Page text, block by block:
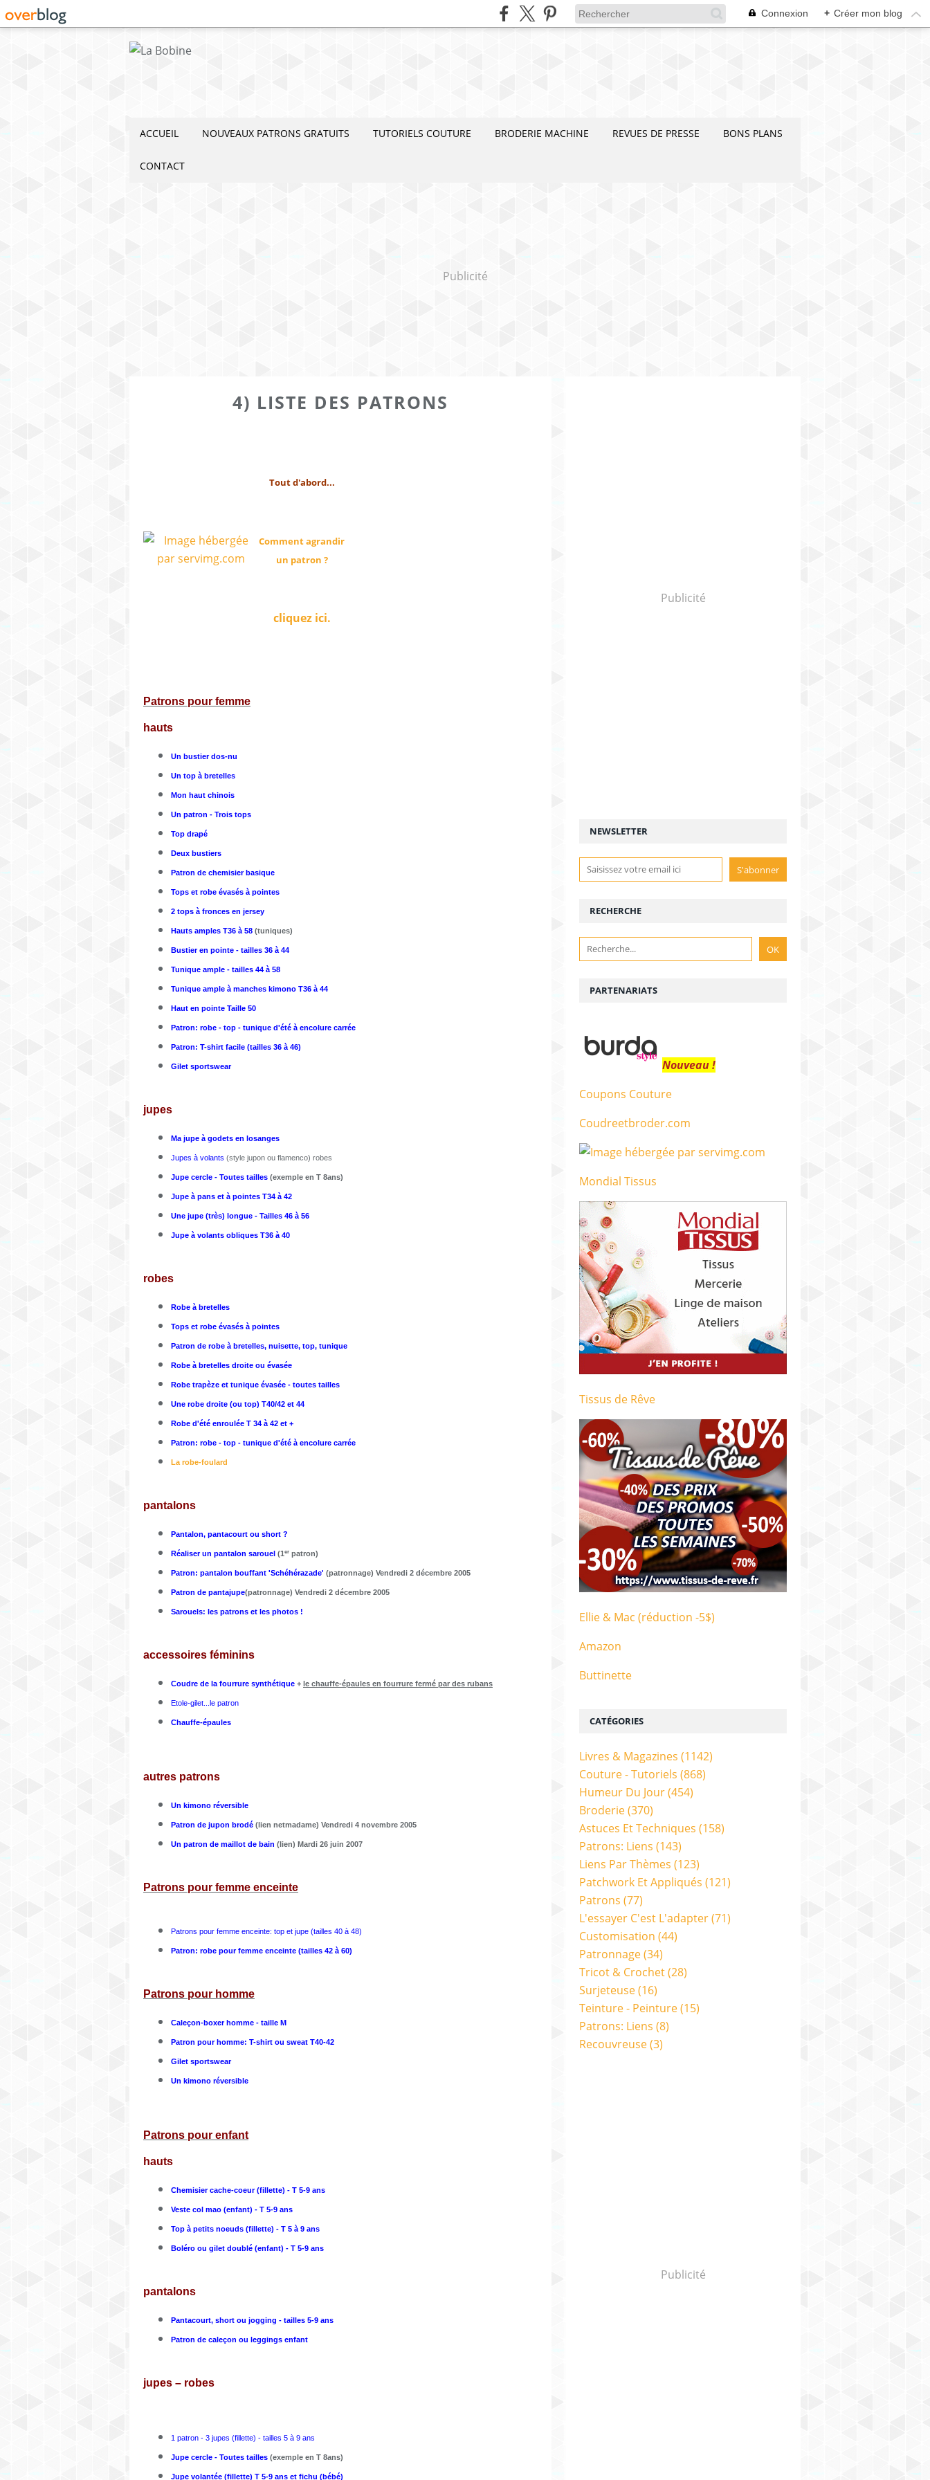
Connexion + Créer mon blog
ACCUEIL NOUVEAUX PATRONS GRATUITS TUTORIELS COUTURE BRODERIE MACHINE REVUES DE PRESSE BONS PLANS
CONTACT
Publicité
4) LISTE DES PATRONS
Tout d'abord...
Comment agrandir
un patron ?
cliquez ici.
Patrons pour femme
hauts
Un bustier dos-nu
Un top à bretelles
Mon haut chinois
Un patron - Trois tops
Top drapé
Deux bustiers
Patron de chemisier basique
Tops et robe évasés à pointes
2 tops à fronces en jersey
Hauts amples T36 à 58 (tuniques)
Bustier en pointe - tailles 36 à 44
Tunique ample - tailles 44 à 58
Tunique ample à manches kimono T36 à 44
Haut en pointe Taille 50
Patron: robe - top - tunique d'été à encolure carrée
Patron: T-shirt facile (tailles 36 à 46)
Gilet sportswear
jupes
Ma jupe à godets en losanges
Jupes à volants (style jupon ou flamenco) robes
Jupe cercle - Toutes tailles (exemple en T 8ans)
Jupe à pans et à pointes T34 à 42
Une jupe (très) longue - Tailles 46 à 56
Jupe à volants obliques T36 à 40
robes
Robe à bretelles
Tops et robe évasés à pointes
Patron de robe à bretelles, nuisette, top, tunique
Robe à bretelles droite ou évasée
Robe trapèze et tunique évasée - toutes tailles
Une robe droite (ou top) T40/42 et 44
Robe d'été enroulée T 34 à 42 et +
Patron: robe - top - tunique d'été à encolure carrée
La robe-foulard
pantalons
Pantalon, pantacourt ou short ?
Réaliser un pantalon sarouel (1er patron)
Patron: pantalon bouffant 'Schéhérazade' (patronnage) Vendredi 2 décembre 2005
Patron de pantajupe(patronnage) Vendredi 2 décembre 2005
Sarouels: les patrons et les photos !
accessoires féminins
Coudre de la fourrure synthétique + le chauffe-épaules en fourrure fermé par des rubans
Etole-gilet...le patron
Chauffe-épaules
autres patrons
Un kimono réversible
Patron de jupon brodé (lien netmadame) Vendredi 4 novembre 2005
Un patron de maillot de bain (lien) Mardi 26 juin 2007
Patrons pour femme enceinte
Patrons pour femme enceinte: top et jupe (tailles 40 à 48)
Patron: robe pour femme enceinte (tailles 42 à 60)
Patrons pour homme
Caleçon-boxer homme - taille M
Patron pour homme: T-shirt ou sweat T40-42
Gilet sportswear
Un kimono réversible
Patrons pour enfant
hauts
Chemisier cache-coeur (fillette) - T 5-9 ans
Veste col mao (enfant) - T 5-9 ans
Top à petits noeuds (fillette) - T 5 à 9 ans
Boléro ou gilet doublé (enfant) - T 5-9 ans
pantalons
Pantacourt, short ou jogging - tailles 5-9 ans
Patron de caleçon ou leggings enfant
jupes – robes
1 patron - 3 jupes (fillette) - tailles 5 à 9 ans
Jupe cercle - Toutes tailles (exemple en T 8ans)
Jupe volantée (fillette) T 5-9 ans et fichu (bébé)
Publicité
NEWSLETTER
RECHERCHE
Publicité
CATÉGORIES
Livres & Magazines (1142)
Couture - Tutoriels (868)
Humeur Du Jour(454)
Broderie(370)
Astuces Et Techniques (158)
Patrons: Liens (143)
Liens Par Thèmes (123)
Patchwork Et Appliqués (121)
Patrons (77)
L'essayer C'est L'adapter(71)
Customisation (44)
Patronnage(34)
Tricot & Crochet(28)
Surjeteuse(16)
Teinture - Peinture(15)
Patrons: Liens (8)
Recouvreuse(3)
PARTENARIATS
Nouveau !
Coupons Couture
Coudreetbroder.com
Mondial Tissus
Tissus de Rêve
Ellie & Mac (réduction -5$)
Amazon
Buttinette